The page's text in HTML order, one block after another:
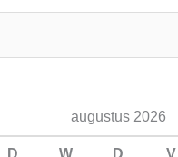
augustus 2026
D W D V